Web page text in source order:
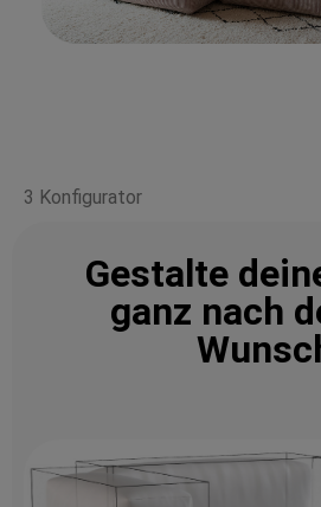
3 Konfigurator
Gestalte
ganz nach